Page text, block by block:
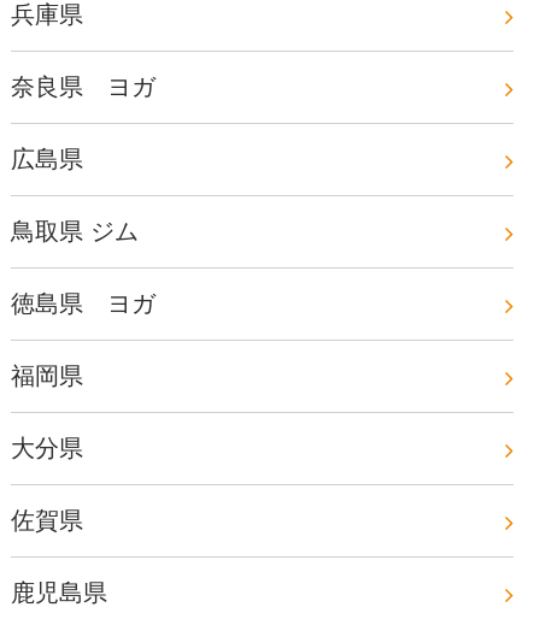
兵庫県
奈良県 ヨガ
広島県
鳥取県 ジム
徳島県 ヨガ
福岡県
大分県
佐賀県
鹿児島県